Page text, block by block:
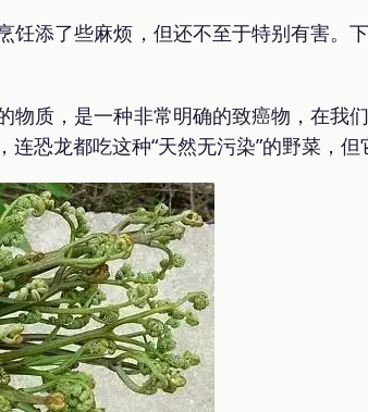
饪添了些麻烦，但还不至于特别有害。
物质，是一种非常明确的致癌物，在我
恐龙都吃这种“天然无污染”的野菜，但